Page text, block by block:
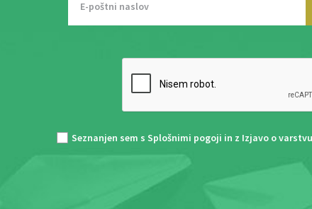
Seznanjen sem s Splošnimi pogoji in z Izjavo o